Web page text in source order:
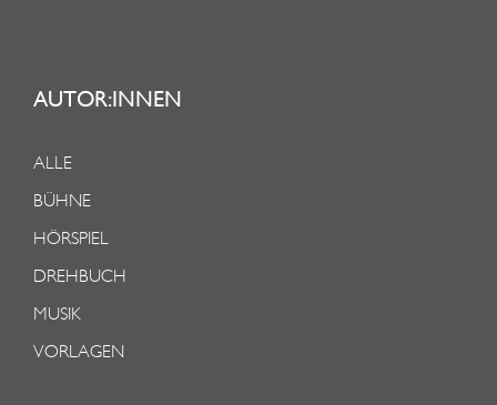
AUTOR:INNEN
ALLE
BÜHNE
HÖRSPIEL
DREHBUCH
MUSIK
VORLAGEN